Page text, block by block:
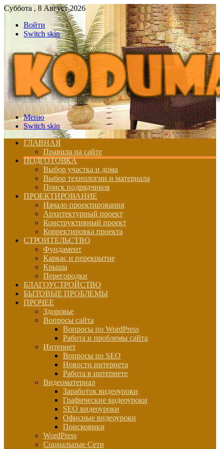
Суббота , 8 Август 2026
Войти
Switch skin
Меню
Switch skin
ГЛАВНАЯ
Правила на сайте
ПОДГОТОВКА
Выбор участка и дома
Выбор технологии и материала
Поиск подрядчиков
ПРОЕКТИРОВАНИЕ
Начало проектирования
Архитектурный проект
Конструктивный проект
Корректировка проекта
СТРОИТЕЛЬСТВО
Фундамент
Каркас и перекрытие
Крыша
Перегородки
БЛАГОУСТРОЙСТВО
БЫТОВЫЕ ПРОБЛЕМЫ
ПРОЧЕЕ
Здоровье
Вопросы сайта
Вопросы по WordPress
Работа и проблемы сайта
Интернет
Вопросы по SEO
Новости интернета
Работа в интернете
Видеоматериал
Заработок видеоуроки
Графические видеоуроки
SEO видеоуроки
Офисные видеоуроки
Поисковики
WordPress
Социальные Сети